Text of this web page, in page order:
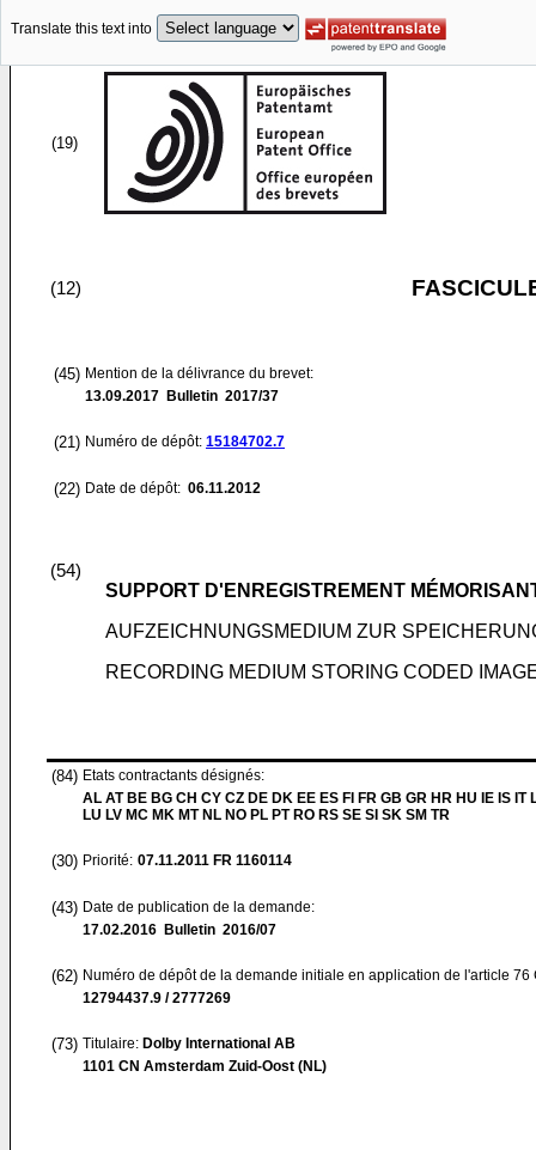
Translate this text into
(19)
(12)
(45) Mention de la délivrance du brevet:
13.09.2017 Bulletin 2017/37
(21) Numéro de dépôt: 15184702.7
(22) Date de dépôt: 06.11.2012
(54)
SUPPORT D'ENREGISTREMENT
AUFZEICHNUNGSMEDIUM ZUR
RECORDING MEDIUM STORING CODED
(84) Etats contractants désignés:
AL AT BE BG CH CY CZ DE DK EE ES FI FR GB GR HR HU IE IS IT
LU LV MC MK MT NL NO PL PT RO RS SE SI SK SM TR
(30) Priorité: 07.11.2011 FR 1160114
(43) Date de publication de la demande:
17.02.2016 Bulletin 2016/07
(62) Numéro de dépôt de la demande initiale en application de l'article 76
12794437.9 / 2777269
(73) Titulaire: Dolby International AB
1101 CN Amsterdam Zuid-Oost (NL)